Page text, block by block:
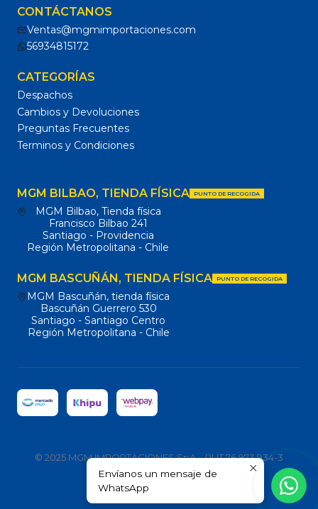
CONTÁCTANOS
Ventas@mgmimportaciones.com
56934815172
CATEGORÍAS
Despachos
Cambios y Devoluciones
Preguntas Frecuentes
Terminos y Condiciones
MGM BILBAO, TIENDA FÍSICA PUNTO DE RECOGIDA
MGM Bilbao, Tienda física
Francisco Bilbao 241
Santiago - Providencia
Región Metropolitana - Chile
MGM BASCUÑÁN, TIENDA FÍSICA PUNTO DE RECOGIDA
MGM Bascuñán, tienda física
Bascuñán Guerrero 530
Santiago - Santiago Centro
Región Metropolitana - Chile
© 2025 MGM IMPORTACIONES SpA – RUT 76.973.934-3
Todos los derechos reservados.
Envíanos un mensaje de
WhatsApp